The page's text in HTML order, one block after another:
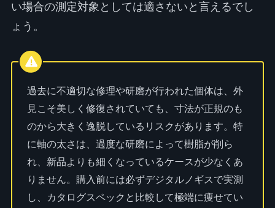
い場合の測定対象としては適さないと言えるでし
ょう。
過去に不適切な修理や研磨が行われた個体は、外
見こそ美しく修復されていても、寸法が正規のも
のから大きく逸脱しているリスクがあります。特
に軸の太さは、過度な研磨によって樹脂が削ら
れ、新品よりも細くなっているケースが少なくあ
りません。購入前には必ずデジタルノギスで実測
し、カタログスペックと比較して極端に痩せてい